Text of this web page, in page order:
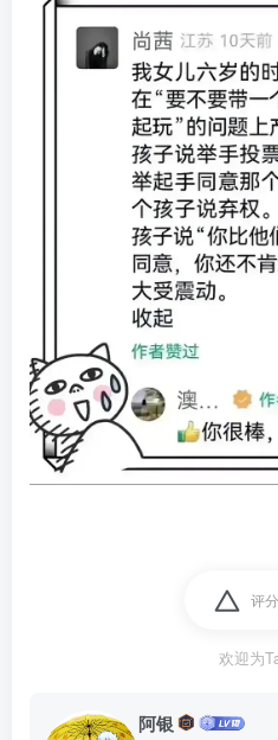
评分
欢迎为
阿银